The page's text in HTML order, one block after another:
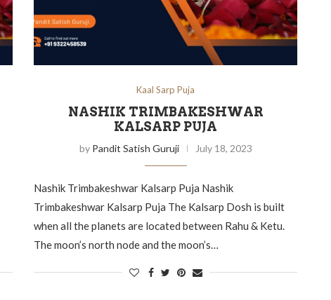
Kaal Sarp Puja
NASHIK TRIMBAKESHWAR
KALSARP PUJA
by Pandit Satish Guruji July 18, 2023
Nashik Trimbakeshwar Kalsarp Puja Nashik
Trimbakeshwar Kalsarp Puja The Kalsarp Dosh is built
when all the planets are located between Rahu & Ketu.
The moon’s north node and the moon’s…